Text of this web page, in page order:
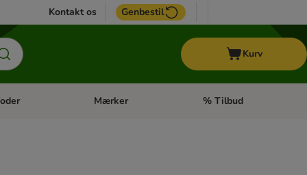
Kontakt os Genbestil
Kurv
menu: Hest Åben kategori menu: Diætfoder
Mærker Åben kategori menu:
% Tilbud